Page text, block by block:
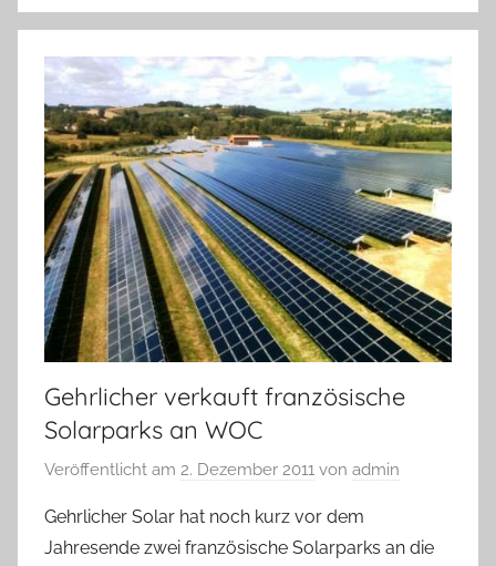
Gehrlicher verkauft französische
Solarparks an WOC
Veröffentlicht am 2. Dezember 2011 von admin
Gehrlicher Solar hat noch kurz vor dem
Jahresende zwei französische Solarparks an die